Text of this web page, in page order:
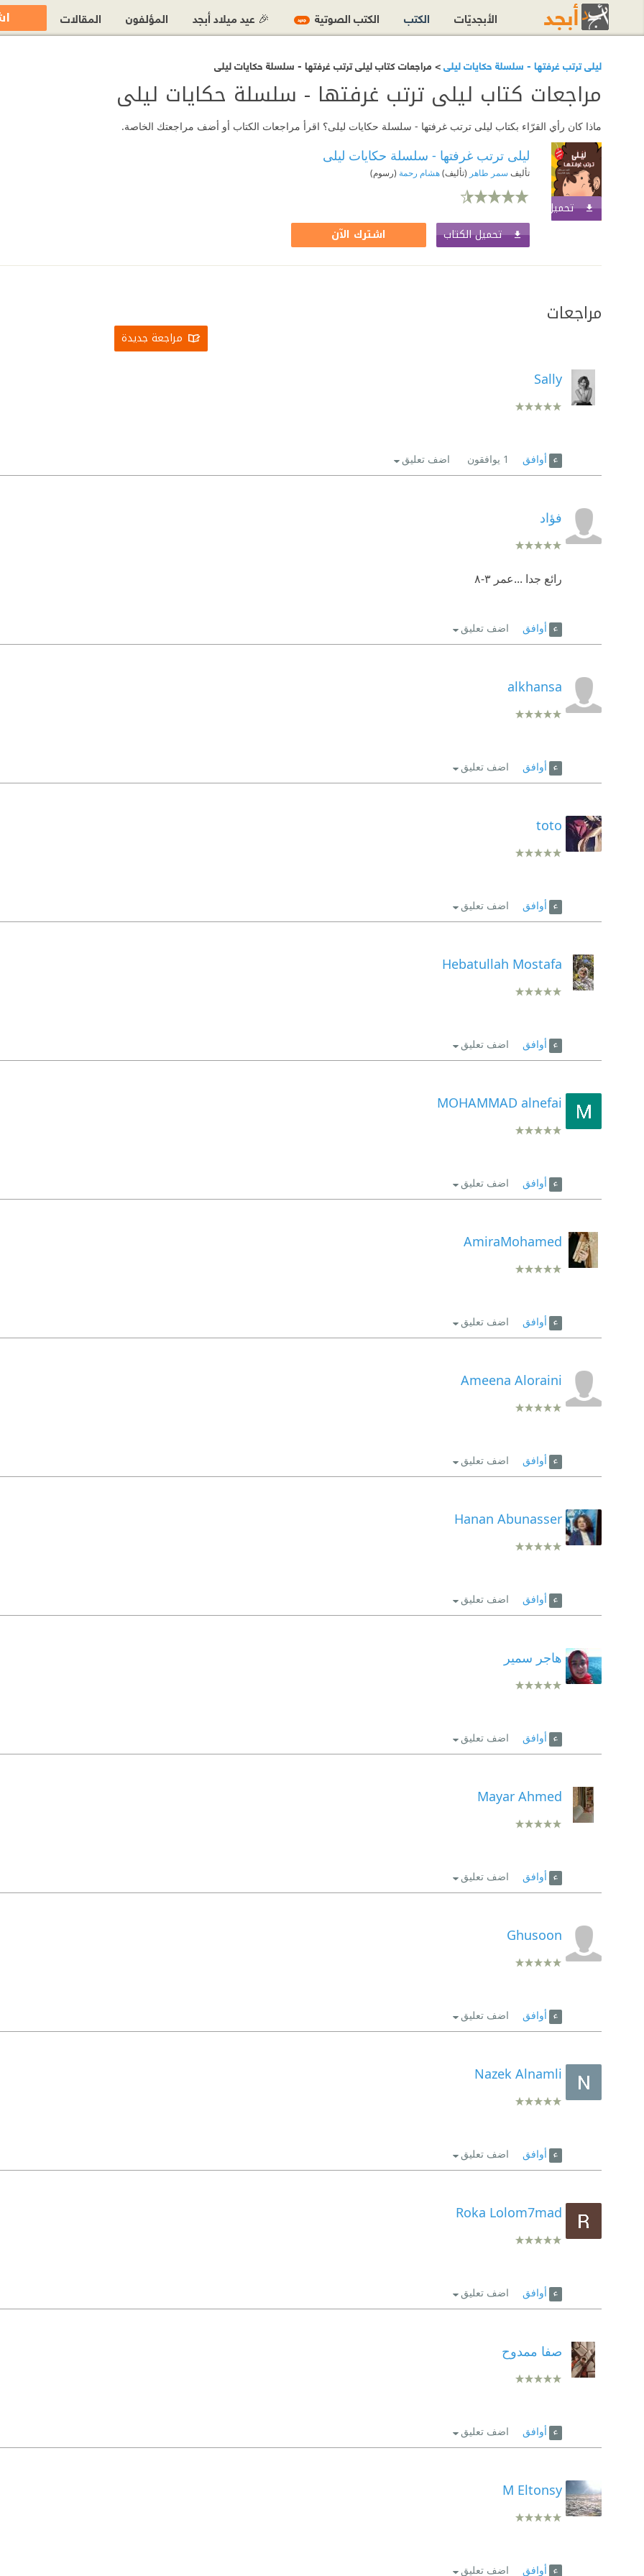
ليلى ترتب غرفتها⁩ - سلسلة حكايات ليلى> مراجعات كتاب ليلى ترتب غرفتها⁩ - سلسلة حكايات ليلى
مراجعات كتاب ليلى ترتب غرفتها⁩ - سلسلة حكايات ليلى
ماذا كان رأي القرّاء بكتاب ليلى ترتب غرفتها⁩ - سلسلة حكايات ليلى؟ اقرأ مراجعات الكتاب أو أضف مراجعتك الخاصة.
تحميل الكتاب اشترك الآن
ليلى ترتب غرفتها⁩ - سلسلة حكايات ليلى
تأليف سمر طاهر (تأليف)هشام رحمة (رسوم)
تحميل الكتاب اشترك الآن
مراجعات
مراجعة جديدة
Sally
أوافق 1 يوافقون اضف تعليق
فؤاد
رائع جدا ...عمر ٣-٨
أوافق اضف تعليق
alkhansa
أوافق اضف تعليق
toto
أوافق اضف تعليق
Hebatullah Mostafa
أوافق اضف تعليق
MOHAMMAD alnefai
أوافق اضف تعليق
AmiraMohamed
أوافق اضف تعليق
Ameena Aloraini
أوافق اضف تعليق
Hanan Abunasser
أوافق اضف تعليق
هاجر سمير
أوافق اضف تعليق
Mayar Ahmed
أوافق اضف تعليق
Ghusoon
أوافق اضف تعليق
Nazek Alnamli
أوافق اضف تعليق
Roka Lolom7mad
أوافق اضف تعليق
صفا ممدوح
أوافق اضف تعليق
M Eltonsy
أوافق اضف تعليق
الأبجديّات الكتب الكتب الصوتية جديد 🎉 عيد ميلاد أبجد المؤلفون المقالات